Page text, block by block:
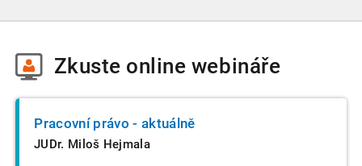
Zkuste online webináře
Pracovní právo - aktuálně
JUDr. Miloš Hejmala